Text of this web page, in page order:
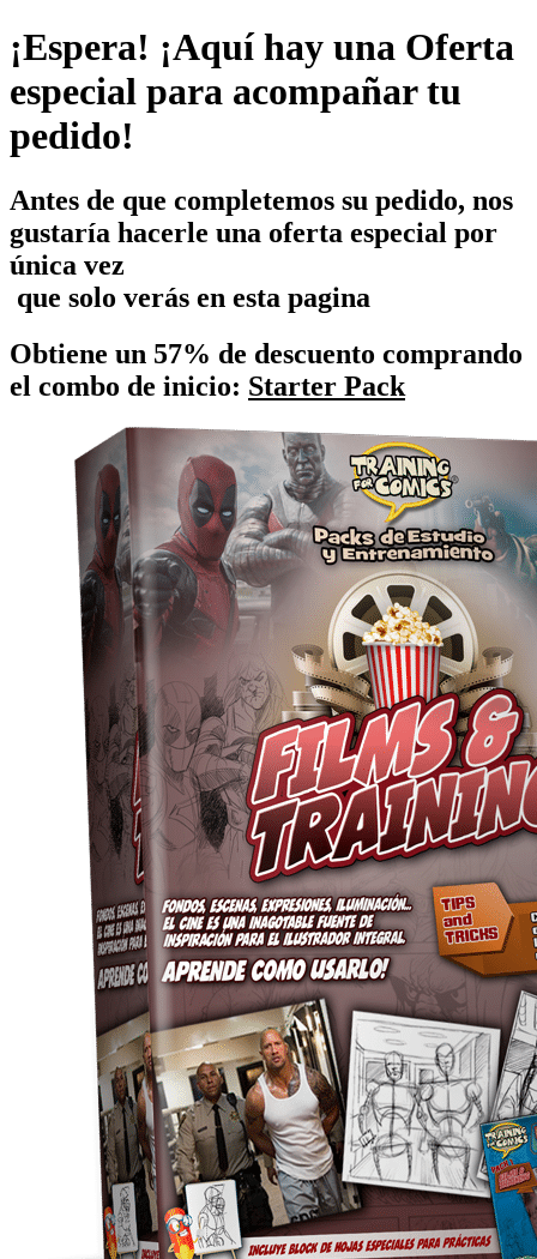
¡Espera! ¡Aquí hay una Oferta
especial para acompañar tu
pedido!
Antes de que completemos su pedido, nos
gustaría hacerle una oferta especial por
única vez
que solo verás en esta pagina
Obtiene un 57% de descuento comprando
el combo de inicio: Starter Pack